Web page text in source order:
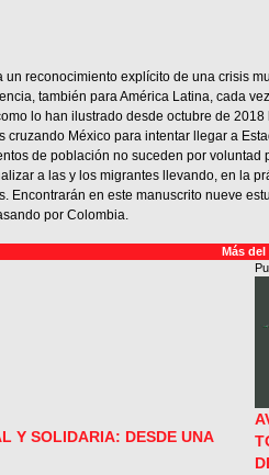
un reconocimiento explícito de una crisis
también para América Latina, cada
lo han ilustrado desde octubre de
cruzando México para intentar llegar a
de población no suceden por voluntad
a las y los migrantes llevando, en la
Encontrarán en este manuscrito nueve
por Colombia.
Más del
Y SOLIDARIA: DESDE UNA